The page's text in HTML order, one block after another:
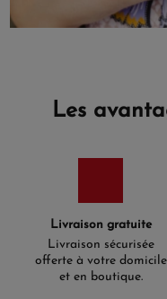
Les
Livraison gratuite
Livraison sécurisée
offerte à votre domicile
et en boutique.